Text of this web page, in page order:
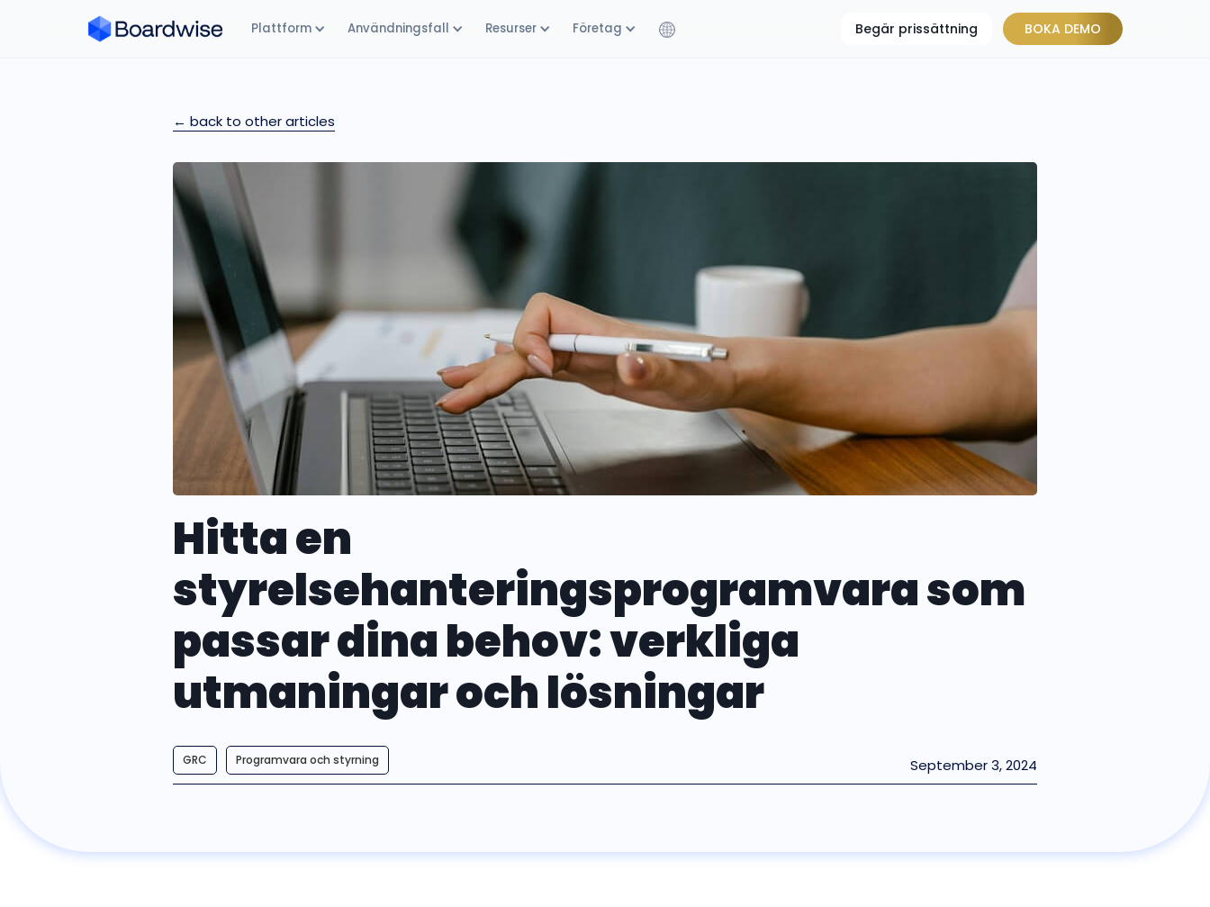
Plattform Användningsfall Resurser Företag Begär prissättning BOKA DEMO
← back to other articles
Hitta en
styrelsehanteringsprogramvara som
passar dina behov: verkliga
utmaningar och lösningar
GRC Programvara och styrning September 3, 2024